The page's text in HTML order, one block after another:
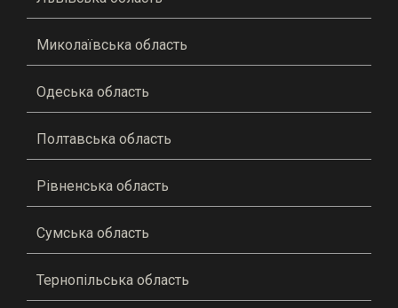
Миколаївська область
Одеська область
Полтавська область
Рівненська область
Сумська область
Тернопільська область